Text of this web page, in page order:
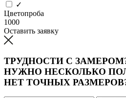
✓
Цветопроба
1000
Оставить заявку
ТРУДНОСТИ С
НУЖНО НЕСКОЛЬКО
НЕТ ТОЧНЫХ